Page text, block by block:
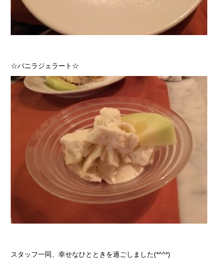
☆バニラジェラート☆
スタッフ一同、幸せなひとときを過ごしました(*^^*)